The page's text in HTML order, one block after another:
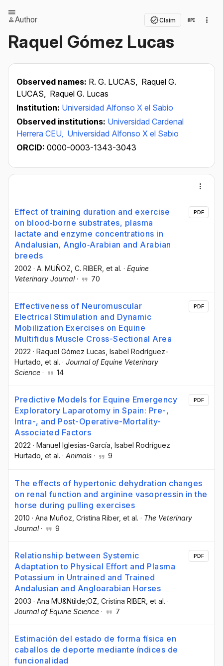
Author Claim
Raquel Gómez Lucas
Observed names: R. G. LUCAS, Raquel G.
LUCAS, Raquel G. Lucas
Institution: Universidad Alfonso X el Sabio
Observed institutions: Universidad Cardenal
Herrera CEU, Universidad Alfonso X el Sabio
ORCID: 0000-0003-1343-3043
Effect of training duration and exercise
on blood‐borne substrates, plasma
lactate and enzyme concentrations in
Andalusian, Anglo‐Arabian and Arabian
breeds
2002 · A. MUÑOZ , C. RIBER , et al. · Equine
Veterinary Journal· 70
PDF
Effectiveness of Neuromuscular
Electrical Stimulation and Dynamic
Mobilization Exercises on Equine
Multifidus Muscle Cross-Sectional Area
2022 · Raquel Gómez Lucas , Isabel Rodríguez-
Hurtado , et al. · Journal of Equine Veterinary
Science · 14
PDF
Predictive Models for Equine Emergency
Exploratory Laparotomy in Spain: Pre-,
Intra-, and Post-Operative-Mortality-
Associated Factors
2022 · Manuel Iglesias-García , Isabel Rodríguez
Hurtado , et al. · Animals · 9
PDF
The effects of hypertonic dehydration changes
on renal function and arginine vasopressin in the
horse during pulling exercises
2010 · Ana Muñoz , Cristina Riber, et al. · The Veterinary
Journal· 9
Relationship between Systemic
Adaptation to Physical Effort and Plasma
Potassium in Untrained and Trained
Andalusian and Angloarabian Horses
2003 · Ana MU&Ntilde;OZ , Cristina RIBER , et al. ·
Journal of Equine Science · 7
PDF
Estimación del estado de forma física en
caballos de deporte mediante índices de
funcionalidad